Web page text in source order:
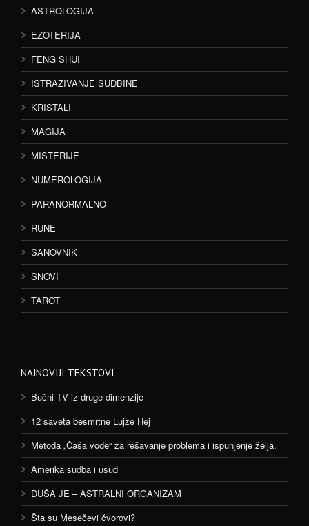
ASTROLOGIJA
EZOTERIJA
FENG SHUI
ISTRAŽIVANJE SUDBINE
KRISTALI
MAGIJA
MISTERIJE
NUMEROLOGIJA
PARANORMALNO
RUNE
SANOVNIK
SNOVI
TAROT
NAJNOVIJI TEKSTOVI
Bučni TV iz druge dimenzije
12 saveta besmrtne Lujze Hej
Metoda „Čaša vode“ za rešavanje problema i ispunjenje želja.
Amerika sudba i usud
DUŠA JE – ASTRALNI ORGANIZAM
Šta su Mesečevi čvorovi?